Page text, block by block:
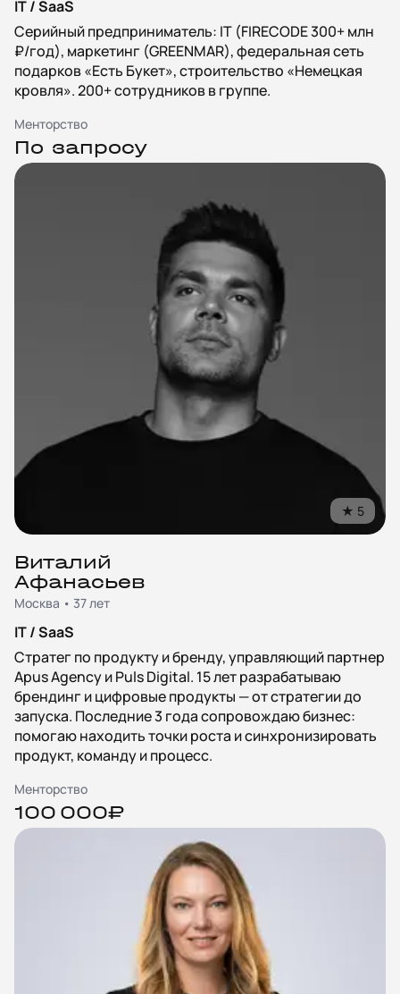
IT / SaaS
Серийный предприниматель: IT (FIRECODE 300+ млн
₽/год), маркетинг (GREENMAR), федеральная сеть
подарков «Есть Букет», строительство «Немецкая
кровля». 200+ сотрудников в группе.
Менторство
По запросу
★ 5
Виталий
Афанасьев
Москва • 37 лет
IT / SaaS
Стратег по продукту и бренду, управляющий партнер
Apus Agency и Puls Digital. 15 лет разрабатываю
брендинг и цифровые продукты — от стратегии до
запуска. Последние 3 года сопровождаю бизнес:
помогаю находить точки роста и синхронизировать
продукт, команду и процесс.
Менторство
100 000₽